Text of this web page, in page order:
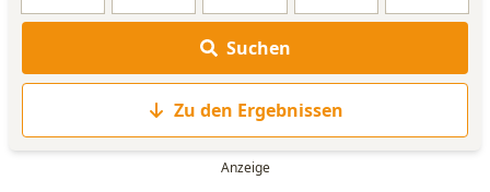
WORTLISTE
Suchen
Zu den Ergebnissen